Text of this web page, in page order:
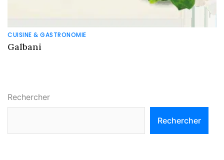
CUISINE & GASTRONOMIE
Galbani
Rechercher
Rechercher